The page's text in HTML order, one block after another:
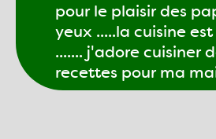
pour le plaisir des
yeux .....la cuisine
....... j'adore cuisiner
recettes pour ma